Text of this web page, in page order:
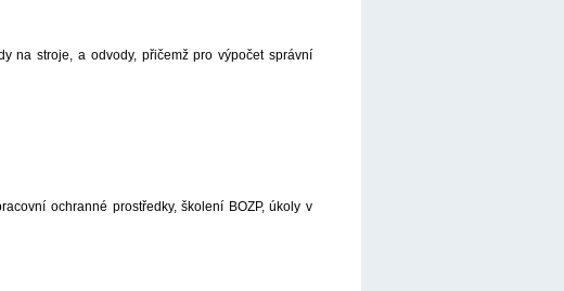
na stroje, a odvody, přičemž pro výpočet správní
ochranné prostředky, školení BOZP, úkoly v